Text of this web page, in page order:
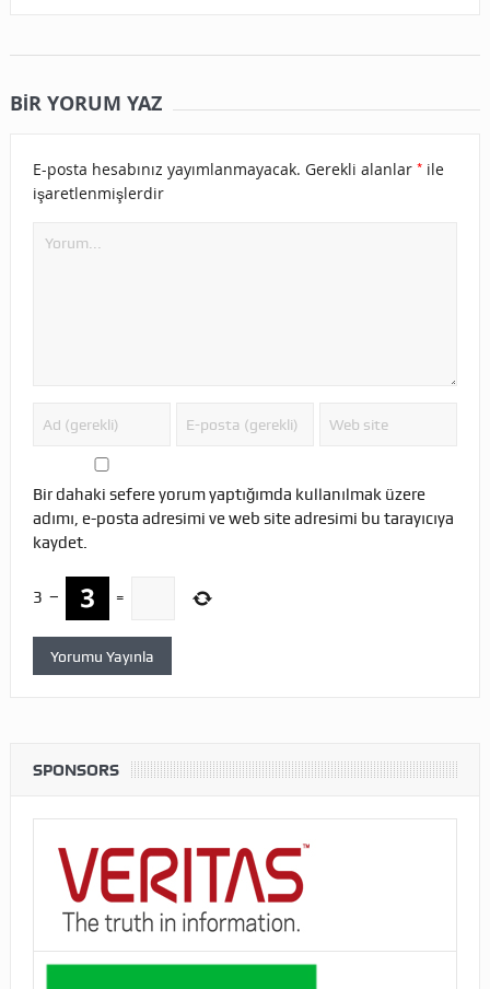
BIR YORUM YAZ
E-posta hesabınız yayımlanmayacak. Gerekli alanlar *ile
işaretlenmişlerdir
Bir dahaki sefere yorum yaptığımda kullanılmak üzere
adımı, e-posta adresimi ve web site adresimi bu tarayıcıya
kaydet.
3 − =
SPONSORS